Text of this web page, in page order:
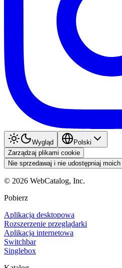
Wygląd
Polski
Zarządzaj plikami cookie
Nie sprzedawaj i nie udostępniaj
© 2026 WebCatalog, Inc.
Pobierz
Aplikacja desktopowa
Rozszerzenie przeglądarki
Aplikacja internetowa
Switchbar
Singlebox